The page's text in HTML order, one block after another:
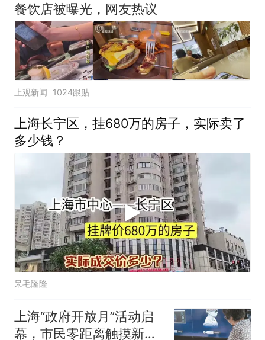
餐饮店被曝光，网友热议
上观新闻 1024跟贴
上海长宁区，挂680万的房子，实际卖了
多少钱？
呆毛隆隆
上海“政府开放月”活动启
幕，市民零距离触摸新质